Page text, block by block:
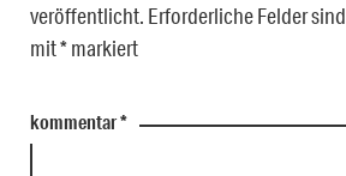
veröffentlicht. Erforderliche Felder sind
mit*markiert
kommentar*